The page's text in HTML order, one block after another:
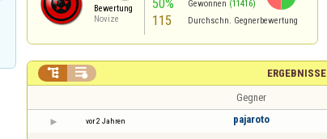
Bewertung
Novize
50% Gewonnen (11416)
115 Durchschn. Gegnerbewertung
ERGEBNISSE
 
Gegner
vor 2 Jahren pajaroto